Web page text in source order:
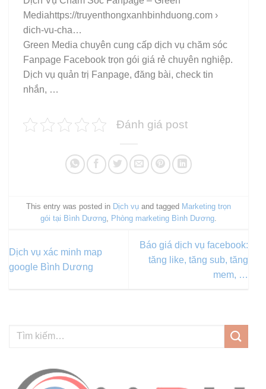
Mediahttps://truyenthongxanhbinhduong.com ›
dich-vu-cha…
Green Media chuyên cung cấp dịch vụ chăm sóc
Fanpage Facebook trọn gói giá rẻ chuyên nghiệp.
Dịch vụ quản trị Fanpage, đăng bài, check tin
nhắn, …
Đánh giá post
This entry was posted in Dịch vụ and tagged Marketing trọn
gói tại Bình Dương Phòng marketing Bình Dương
Dịch vụ xác minh map
google Bình Dương
Báo giá dịch vụ facebook:
tăng like, tăng sub, tăng
mem, …